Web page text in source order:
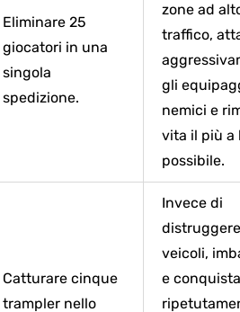
Eliminare 25
giocatori in una
singola
spedizione.
zone ad
traffico,
gli
nemici e
vita il più a
possibile.
Catturare cinque
trampler nello
Invece di
veicoli,
e conquista